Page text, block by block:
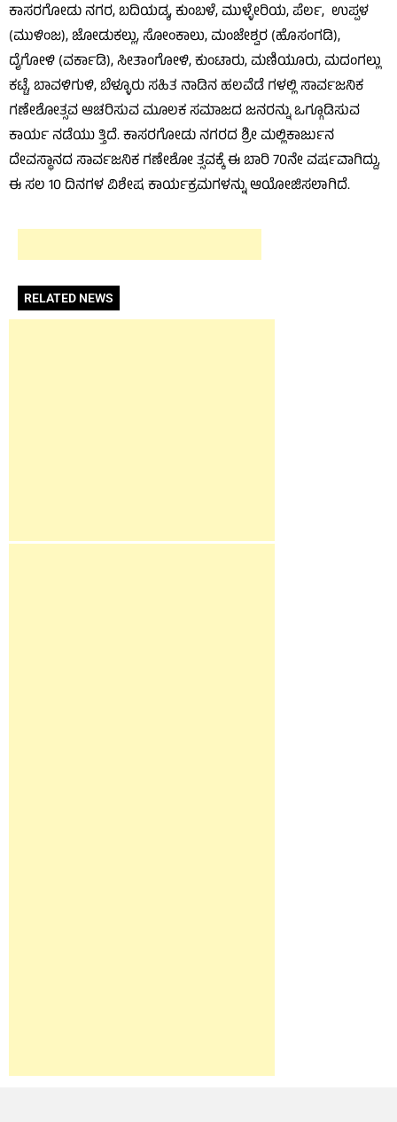
ಕಾಸರಗೋಡು ನಗರ, ಬದಿಯಡ್ಕ, ಕುಂಬಳೆ, ಮುಳ್ಳೇರಿಯ, ಪೆರ್ಲ, ಉಪ್ಪಳ
(ಮುಳಿಂಜ), ಜೋಡುಕಲ್ಲು, ಸೋಂಕಾಲು, ಮಂಜೇಶ್ವರ (ಹೊಸಂಗಡಿ),
ದೈಗೋಳಿ (ವರ್ಕಾಡಿ), ಸೀತಾಂಗೋಳಿ, ಕುಂಟಾರು, ಮಣಿಯೂರು, ಮದಂಗಲ್ಲು
ಕಟ್ಟೆ, ಬಾವಳಿಗುಳಿ, ಬೆಳ್ಳೂರು ಸಹಿತ ನಾಡಿನ ಹಲವೆಡೆ ಗಳಲ್ಲಿ ಸಾರ್ವಜನಿಕ
ಗಣೇಶೋತ್ಸವ ಆಚರಿಸುವ ಮೂಲಕ ಸಮಾಜದ ಜನರನ್ನು ಒಗ್ಗೂಡಿಸುವ
ಕಾರ್ಯ ನಡೆಯು ತ್ತಿದೆ. ಕಾಸರಗೋಡು ನಗರದ ಶ್ರೀ ಮಲ್ಲಿಕಾರ್ಜುನ
ದೇವಸ್ಥಾನದ ಸಾರ್ವಜನಿಕ ಗಣೇಶೋ ತ್ಸವಕ್ಕೆ ಈ ಬಾರಿ 70ನೇ ವರ್ಷವಾಗಿದ್ದು,
ಈ ಸಲ 10 ದಿನಗಳ ವಿಶೇಷ ಕಾರ್ಯಕ್ರಮಗಳನ್ನು ಆಯೋಜಿಸಲಾಗಿದೆ.
RELATED NEWS